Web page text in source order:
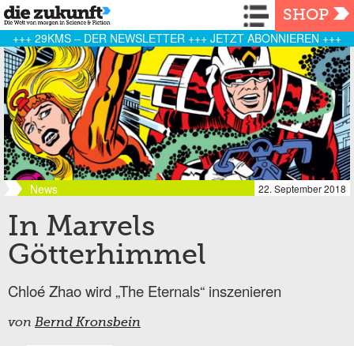
Navigation
SHOP
+++ 29KMS – DER NEWSLETTER +++ JETZT ABONNIEREN +++
News 22. September 2018
In Marvels
Götterhimmel
Chloé Zhao wird „The Eternals“ inszenieren
von Bernd Kronsbein